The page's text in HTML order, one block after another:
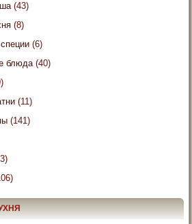
(43)
(8)
(6)
блюда(40)
(11)
(141)